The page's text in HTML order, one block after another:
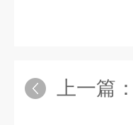
上一篇：